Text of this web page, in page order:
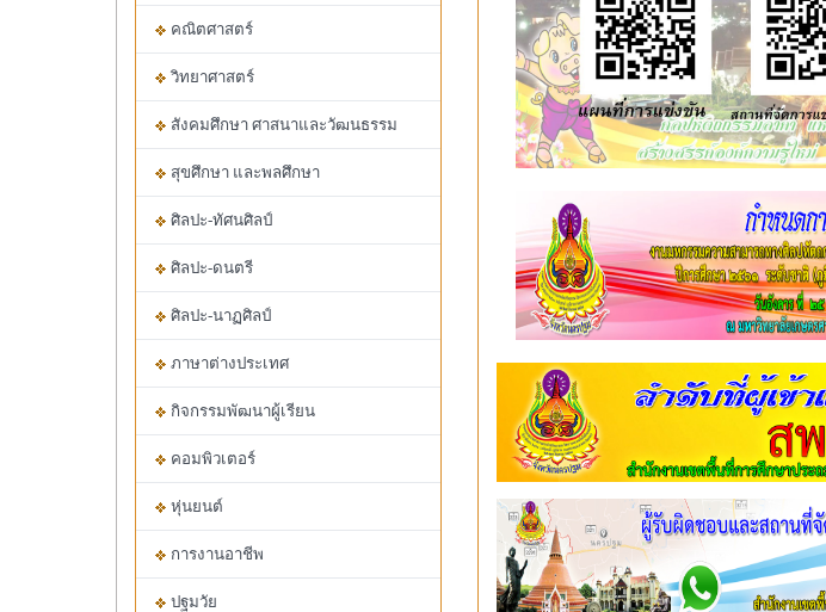
คณิตศาสตร์
วิทยาศาสตร์
สังคมศึกษา ศาสนาและวัฒนธรรม
สุขศึกษา และพลศึกษา
ศิลปะ-ทัศนศิลป์
ศิลปะ-ดนตรี
ศิลปะ-นาฏศิลป์
ภาษาต่างประเทศ
กิจกรรมพัฒนาผู้เรียน
คอมพิวเตอร์
หุ่นยนต์
การงานอาชีพ
ปฐมวัย